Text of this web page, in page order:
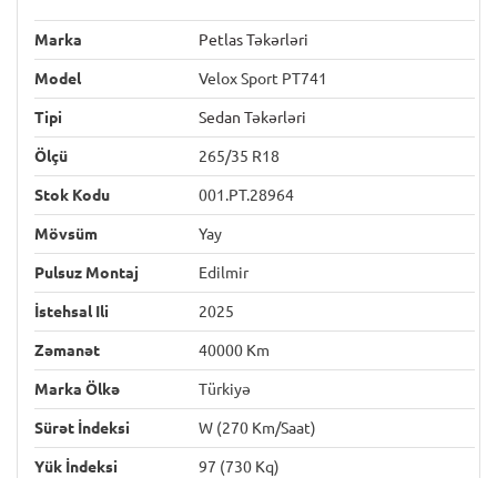
Marka Petlas Təkərləri
Model Velox Sport PT741
Tipi Sedan Təkərləri
Ölçü 265/35 R18
Stok Kodu 001.PT.28964
Mövsüm Yay
Pulsuz Montaj Edilmir
İstehsal Ili 2025
Zəmanət 40000 Km
Marka Ölkə Türkiyə
Sürət İndeksi W (270 Km/saat)
Yük İndeksi 97 (730 Kq)